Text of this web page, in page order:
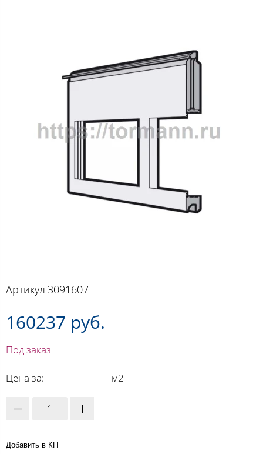
Артикул 3091607
160237 руб.
Под заказ
Цена за: м2
Добавить в КП